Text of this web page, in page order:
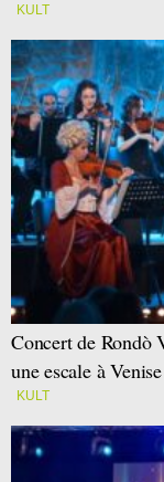
KULT
Concert de Rondò
une escale à
KULT